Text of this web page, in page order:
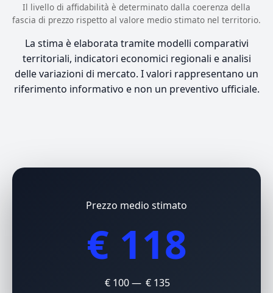
Il livello di affidabilità è determinato dalla coerenza della
fascia di prezzo rispetto al valore medio stimato nel territorio.
La stima è elaborata tramite modelli comparativi
territoriali, indicatori economici regionali e analisi
delle variazioni di mercato. I valori rappresentano un
riferimento informativo e non un preventivo ufficiale.
Prezzo medio stimato
€ 118
€ 100 — € 135